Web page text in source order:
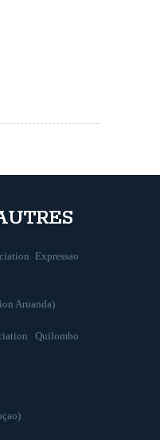
Expressao
Aruanda)
Quilombo